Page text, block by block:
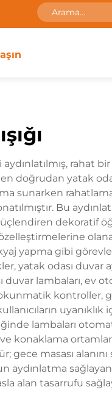
aydınlatılmış, rahat
doğrudan yatak
sunarken
Bu
dekoratif
yapma gibi
yatak odası duvar
lambaları, ev
kontroller,
uyanıklık
lambaları
konaklama
masası alanını
aydınlatma
alan tasarrufu